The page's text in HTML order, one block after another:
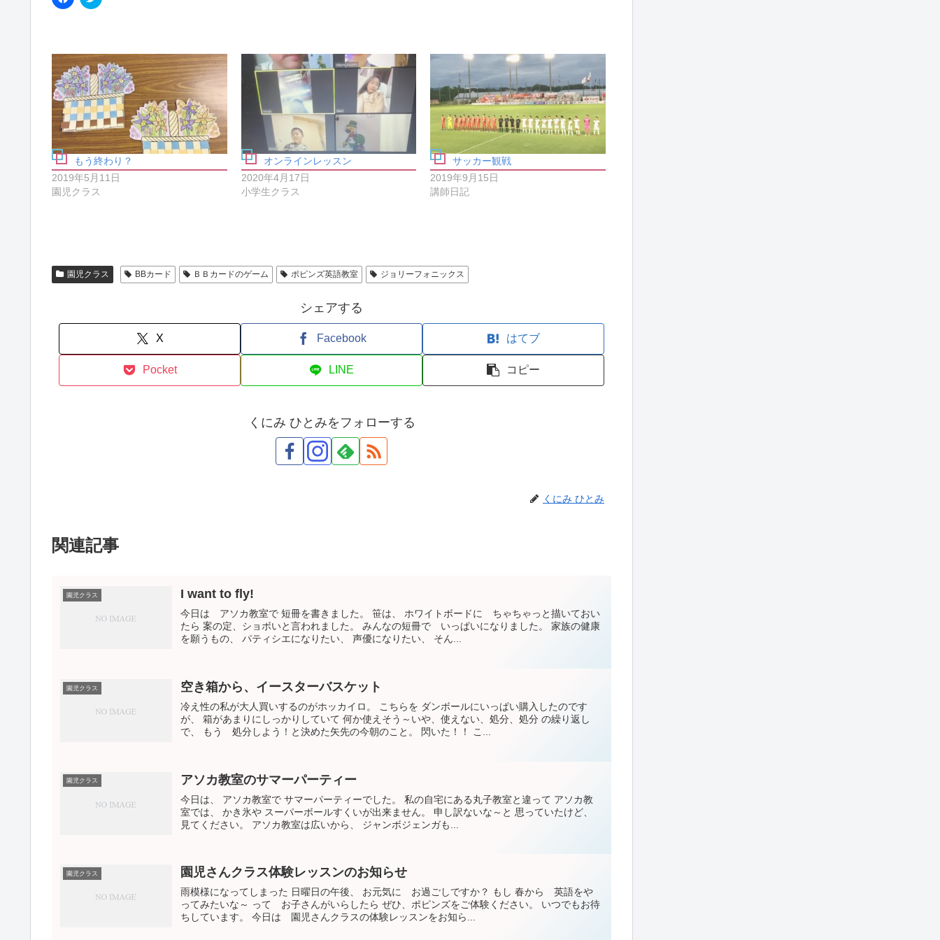
a
k
で
共
有
す
る
に
は
ク
リ
ッ
ク
し
て
く
だ
ィ
ン
ド
き
リ
w
i
t
t
e
r
で
共
有
(
新
し
い
ウ
ィ
ン
)
もう終わり？
2019年5月11日
園児クラス
オンラインレッスン
2020年4月17日
小学生クラス
サッカー観戦
2019年9月15日
講師日記
園児クラス BBカード ＢＢカードのゲーム ポピンズ英語教室 ジョリーフォニックス
シェアする
X Facebook はてブ
Pocket LINE コピー
くにみ ひとみをフォローする
くにみ ひとみ
関連記事
園児クラス I want to fly!
今日は アソカ教室で 短冊を書きました。 笹は、 ホワイトボードに ちゃちゃっと描いておい
たら 案の定、ショボいと言われました。 みんなの短冊で いっぱいになりました。 家族の健康
を願うもの、 パティシエになりたい、 声優になりたい、 そん...
園児クラス 空き箱から、イースターバスケット
冷え性の私が大人買いするのがホッカイロ。 こちらを ダンボールにいっぱい購入したのです
が、 箱があまりにしっかりしていて 何か使えそう～いや、使えない、処分、処分 の繰り返し
で、 もう 処分しよう！と決めた矢先の今朝のこと。 閃いた！！ こ...
園児クラス アソカ教室のサマーパーティー
今日は、 アソカ教室で サマーパーティーでした。 私の自宅にある丸子教室と違って アソカ教
室では、 かき氷や スーパーボールすくいが出来ません。 申し訳ないな～と 思っていたけど、
見てください。 アソカ教室は広いから、 ジャンボジェンガも...
園児クラス 園児さんクラス体験レッスンのお知らせ
雨模様になってしまった 日曜日の午後、 お元気に お過ごしですか？ もし 春から 英語をや
ってみたいな～ って お子さんがいらしたら ぜひ、ポピンズをご体験ください。 いつでもお待
ちしています。 今日は 園児さんクラスの体験レッスンをお知ら...